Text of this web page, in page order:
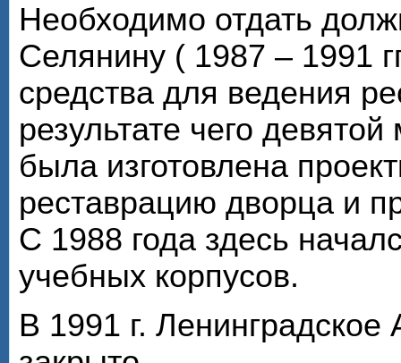
Необходимо отдать
Селянину ( 1987 – 1991
средства для ведения
результате чего
была изготовлена
реставрацию дворца и
С 1988 года здесь
учебных корпусов.
В 1991 г.